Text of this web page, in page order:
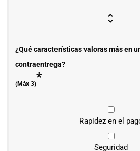
¿Qué características valoras más en
contraentrega?
(Máx 3)*
Rapidez en el
Seguridad